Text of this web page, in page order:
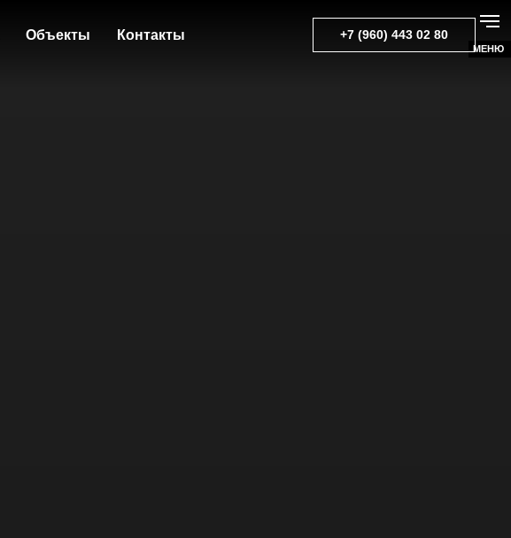
Объекты Контакты +7 (960) 443 02 80
МЕНЮ